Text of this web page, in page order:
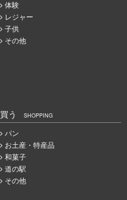
体験
レジャー
子供
その他
買う SHOPPING
パン
お土産・特産品
和菓子
道の駅
その他